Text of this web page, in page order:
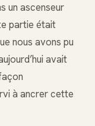
un ascenseur
partie était
nous avons pu
avait
à ancrer cette